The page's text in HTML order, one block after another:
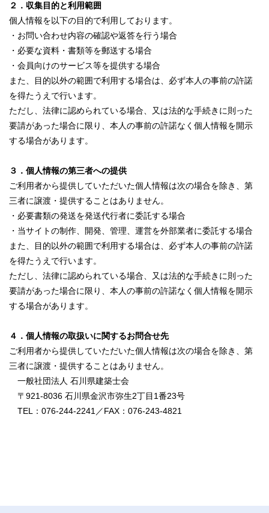
２．収集目的と利用範囲
個人情報を以下の目的で利用しております。
・お問い合わせ内容の確認や返答を行う場合
・必要な資料・書類等を郵送する場合
・会員向けのサービス等を提供する場合
また、目的以外の範囲で利用する場合は、必ず本人の事前の許諾
を得たうえで行います。
ただし、法律に認められている場合、又は法的な手続きに則った
要請があった場合に限り、本人の事前の許諾なく個人情報を開示
する場合があります。
３．個人情報の第三者への提供
ご利用者から提供していただいた個人情報は次の場合を除き、第
三者に譲渡・提供することはありません。
・必要書類の発送を発送代行者に委託する場合
・当サイトの制作、開発、管理、運営を外部業者に委託する場合
また、目的以外の範囲で利用する場合は、必ず本人の事前の許諾
を得たうえで行います。
ただし、法律に認められている場合、又は法的な手続きに則った
要請があった場合に限り、本人の事前の許諾なく個人情報を開示
する場合があります。
４．個人情報の取扱いに関するお問合せ先
ご利用者から提供していただいた個人情報は次の場合を除き、第
三者に譲渡・提供することはありません。
一般社団法人 石川県建築士会
〒921-8036 石川県金沢市弥生2丁目1番23号
TEL：076-244-2241／FAX：076-243-4821